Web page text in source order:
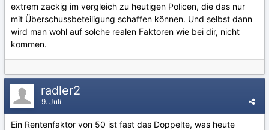
extrem zackig im vergleich zu heutigen Policen, die das nur
mit Überschussbeteiligung schaffen können. Und selbst dann
wird man wohl auf solche realen Faktoren wie bei dir, nicht
kommen.
radler2
9. Juli
Ein Rentenfaktor von 50 ist fast das Doppelte, was heute